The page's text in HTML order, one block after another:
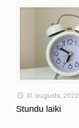
31. augusts, 2022
Stundu laiki